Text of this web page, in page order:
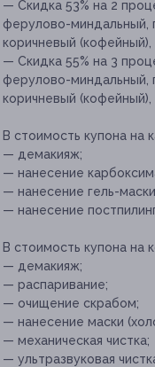
— Скидка 53% на 2
ферулово-миндальный,
коричневый
— Скидка 55% на 3
ферулово-миндальный,
коричневый
В стоимость купона на
— демакияж;
— нанесение
— нанесение гель-
— нанесение
В стоимость купона на
— демакияж;
— распаривание;
— очищение скрабом;
— нанесение маски
— механическая чистка;
— ультразвуковая